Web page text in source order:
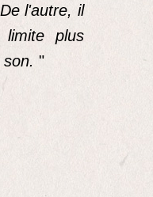
l'autre, il
plus
"